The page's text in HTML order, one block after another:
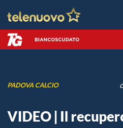
PADOVA CALCIO
VIDEO | Il